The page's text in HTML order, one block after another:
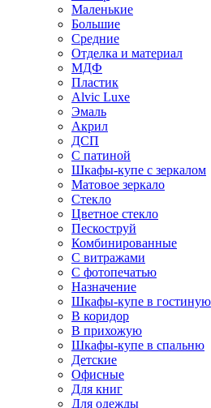
Маленькие
Большие
Средние
Отделка и материал
МДФ
Пластик
Alvic Luxe
Эмаль
Акрил
ДСП
С патиной
Шкафы-купе с зеркалом
Матовое зеркало
Стекло
Цветное стекло
Пескоструй
Комбинированные
С витражами
С фотопечатью
Назначение
Шкафы-купе в гостиную
В коридор
В прихожую
Шкафы-купе в спальню
Детские
Офисные
Для книг
Для одежды